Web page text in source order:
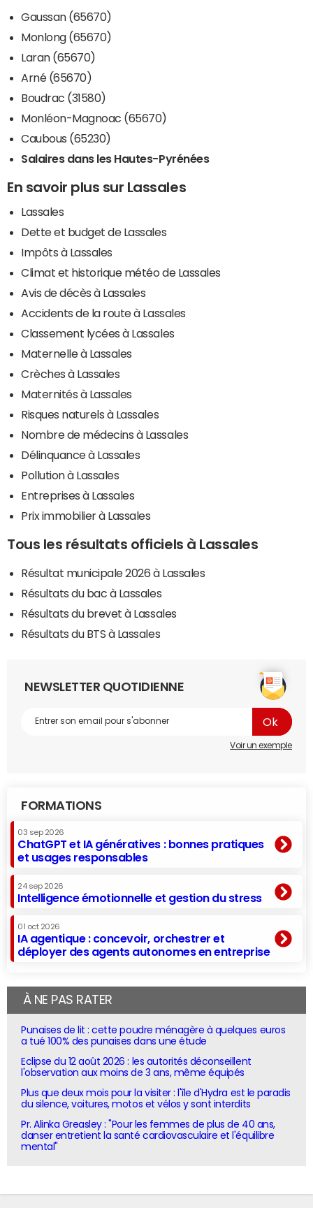
Gaussan (65670)
Monlong (65670)
Laran (65670)
Arné (65670)
Boudrac (31580)
Monléon-Magnoac (65670)
Caubous (65230)
Salaires dans les Hautes-Pyrénées
En savoir plus sur Lassales
Lassales
Dette et budget de Lassales
Impôts à Lassales
Climat et historique météo de Lassales
Avis de décès à Lassales
Accidents de la route à Lassales
Classement lycées à Lassales
Maternelle à Lassales
Crèches à Lassales
Maternités à Lassales
Risques naturels à Lassales
Nombre de médecins à Lassales
Délinquance à Lassales
Pollution à Lassales
Entreprises à Lassales
Prix immobilier à Lassales
Tous les résultats officiels à Lassales
Résultat municipale 2026 à Lassales
Résultats du bac à Lassales
Résultats du brevet à Lassales
Résultats du BTS à Lassales
NEWSLETTER QUOTIDIENNE
Voir un exemple
FORMATIONS
03 sep 2026
ChatGPT et IA génératives : bonnes pratiques
et usages responsables
24 sep 2026
Intelligence émotionnelle et gestion du stress
01 oct 2026
IA agentique : concevoir, orchestrer et
déployer des agents autonomes en entreprise
À NE PAS RATER
Punaises de lit : cette poudre ménagère à quelques euros
a tué 100% des punaises dans une étude
Eclipse du 12 août 2026 : les autorités déconseillent
l'observation aux moins de 3 ans, même équipés
Plus que deux mois pour la visiter : l'île d'Hydra est le paradis
du silence, voitures, motos et vélos y sont interdits
Pr. Alinka Greasley : "Pour les femmes de plus de 40 ans,
danser entretient la santé cardiovasculaire et l'équilibre
mental"